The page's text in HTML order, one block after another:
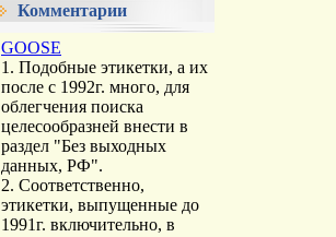
Комментарии
GOOSE
1. Подобные этикетки, а их
после с 1992г. много, для
облегчения поиска
целесообразней внести в
раздел "Без выходных
данных, РФ".
2. Соответственно,
этикетки, выпущенные до
1991г. включительно, в